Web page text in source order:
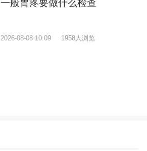
一般胃疼要做什么检查
2026-08-08 10:09 1958人浏览